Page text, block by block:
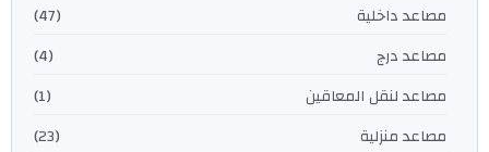
مصاعد داخلية
(47)
مصاعد درج
(4)
مصاعد لنقل المعاقين
(1)
مصاعد منزلية
(23)